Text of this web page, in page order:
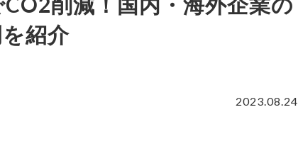
紹介
2023.08.24